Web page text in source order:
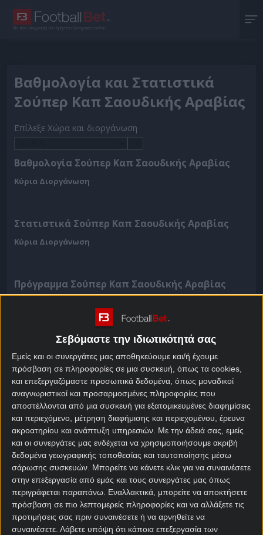
Σεβόμαστε την ιδιωτικότητά σας
Εμείς και οι συνεργάτες μας αποθηκεύουμε και/ή έχουμε
πρόσβαση σε πληροφορίες σε μια συσκευή, όπως τα cookies,
και επεξεργαζόμαστε προσωπικά δεδομένα, όπως μοναδικοί
αναγνωριστικοί και προσαρμοσμένες πληροφορίες που
αποστέλλονται από μια συσκευή για εξατομικευμένες διαφημίσεις
και περιεχόμενο, μέτρηση διαφήμισης και περιεχομένου, έρευνα
ακροατηρίου και ανάπτυξη υπηρεσιών. Με την άδειά σας, εμείς
και οι συνεργάτες μας ενδέχεται να χρησιμοποιήσουμε ακριβή
δεδομένα γεωγραφικής τοποθεσίας και ταυτοποίησης μέσω
σάρωσης συσκευών. Μπορείτε να κάνετε κλικ για να συναινέσετε
στην επεξεργασία από εμάς και τους συνεργάτες μας όπως
περιγράφεται παραπάνω. Εναλλακτικά, μπορείτε να αποκτήσετε
πρόσβαση σε πιο λεπτομερείς πληροφορίες και να αλλάξετε τις
προτιμήσεις σας πριν συναινέσετε ή να αρνηθείτε να
συναινέσετε. Λάβετε υπόψη ότι κάποια επεξεργασία των
Με την υπογραφή του Χρήστου Σωτηρακόπουλου
Βαθμολογία και Στατιστικά
Σούπερ Καπ Σαουδικής Αραβίας
Επίλεξε Χώρα και διοργάνωση
Βαθμολογία Σούπερ Καπ Σαουδικής Αραβίας
Κύρια Διοργάνωση
Στατιστικά Σούπερ Καπ Σαουδικής Αραβίας
Κύρια Διοργάνωση
Πρόγραμμα Σούπερ Καπ Σαουδικής Αραβίας
Φόρμα Σούπερ Καπ Σαουδικής Αραβίας
Κύρια Διοργάνωση
Over / Under Σούπερ Καπ Σαουδικής Αραβίας
Κύρια Διοργάνωση
Over / Under Σούπερ Καπ Σαουδικής Αραβίας
Κύρια Διοργάνωση
Goal / No goal Σούπερ Καπ Σαουδικής Αραβίας